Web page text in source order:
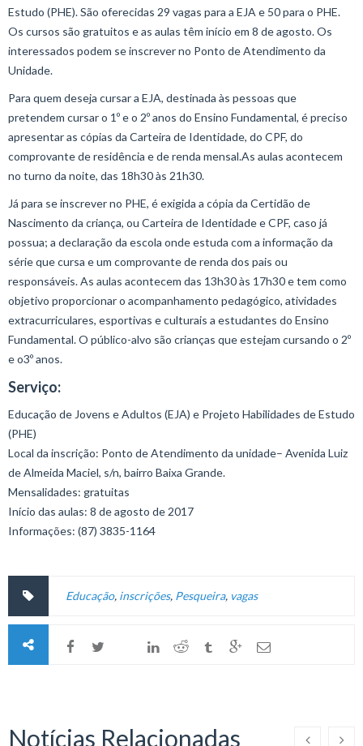
Estudo (PHE). São oferecidas 29 vagas para a EJA e 50 para o PHE.
Os cursos são gratuitos e as aulas têm início em 8 de agosto. Os
interessados podem se inscrever no Ponto de Atendimento da
Unidade.
Para quem deseja cursar a EJA, destinada às pessoas que
pretendem cursar o 1º e o 2º anos do Ensino Fundamental, é preciso
apresentar as cópias da Carteira de Identidade, do CPF, do
comprovante de residência e de renda mensal.As aulas acontecem
no turno da noite, das 18h30 às 21h30.
Já para se inscrever no PHE, é exigida a cópia da Certidão de
Nascimento da criança, ou Carteira de Identidade e CPF, caso já
possua; a declaração da escola onde estuda com a informação da
série que cursa e um comprovante de renda dos pais ou
responsáveis. As aulas acontecem das 13h30 às 17h30 e tem como
objetivo proporcionar o acompanhamento pedagógico, atividades
extracurriculares, esportivas e culturais a estudantes do Ensino
Fundamental. O público-alvo são crianças que estejam cursando o 2º
e o3º anos.
Serviço:
Educação de Jovens e Adultos (EJA) e Projeto Habilidades de Estudo
(PHE)
Local da inscrição: Ponto de Atendimento da unidade– Avenida Luiz
de Almeida Maciel, s/n, bairro Baixa Grande.
Mensalidades: gratuitas
Início das aulas: 8 de agosto de 2017
Informações: (87) 3835-1164
Educação, inscrições, Pesqueira, vagas
Notícias Relacionadas